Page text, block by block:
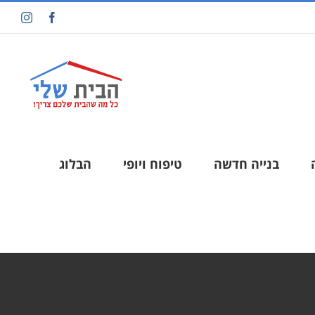
בנייה חדשה טיפוח ויופי הבלוג